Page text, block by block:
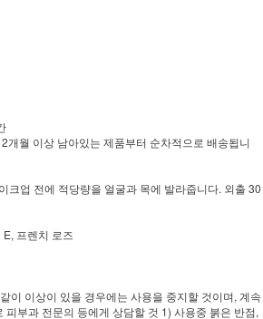
개월 이상 남아있는 제품부터 순차적으로 배송됩니
크업 전에 적당량을 얼굴과 목에 발라줍니다. 외출 30
프렌치 로즈
이 이상이 있을 경우에는 사용을 중지할 것이며, 계속
부과 전문의 등에게 상담할 것 1) 사용중 붉은 반점,